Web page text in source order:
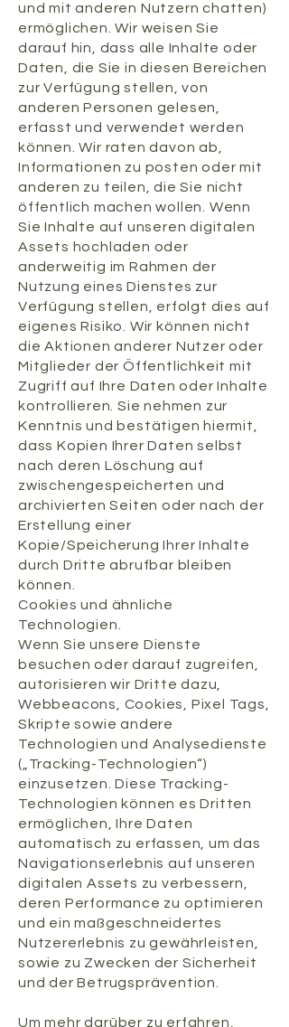
und mit anderen Nutzern chatten)
ermöglichen. Wir weisen Sie
darauf hin, dass alle Inhalte oder
Daten, die Sie in diesen Bereichen
zur Verfügung stellen, von
anderen Personen gelesen,
erfasst und verwendet werden
können. Wir raten davon ab,
Informationen zu posten oder mit
anderen zu teilen, die Sie nicht
öffentlich machen wollen. Wenn
Sie Inhalte auf unseren digitalen
Assets hochladen oder
anderweitig im Rahmen der
Nutzung eines Dienstes zur
Verfügung stellen, erfolgt dies auf
eigenes Risiko. Wir können nicht
die Aktionen anderer Nutzer oder
Mitglieder der Öffentlichkeit mit
Zugriff auf Ihre Daten oder Inhalte
kontrollieren. Sie nehmen zur
Kenntnis und bestätigen hiermit,
dass Kopien Ihrer Daten selbst
nach deren Löschung auf
zwischengespeicherten und
archivierten Seiten oder nach der
Erstellung einer
Kopie/Speicherung Ihrer Inhalte
durch Dritte abrufbar bleiben
können.
​Cookies und ähnliche
Technologien.
Wenn Sie unsere Dienste
besuchen oder darauf zugreifen,
autorisieren wir Dritte dazu,
Webbeacons, Cookies, Pixel Tags,
Skripte sowie andere
Technologien und Analysedienste
(„Tracking-Technologien“)
einzusetzen. Diese Tracking-
Technologien können es Dritten
ermöglichen, Ihre Daten
automatisch zu erfassen, um das
Navigationserlebnis auf unseren
digitalen Assets zu verbessern,
deren Performance zu optimieren
und ein maßgeschneidertes
Nutzererlebnis zu gewährleisten,
sowie zu Zwecken der Sicherheit
und der Betrugsprävention.
Um mehr darüber zu erfahren,